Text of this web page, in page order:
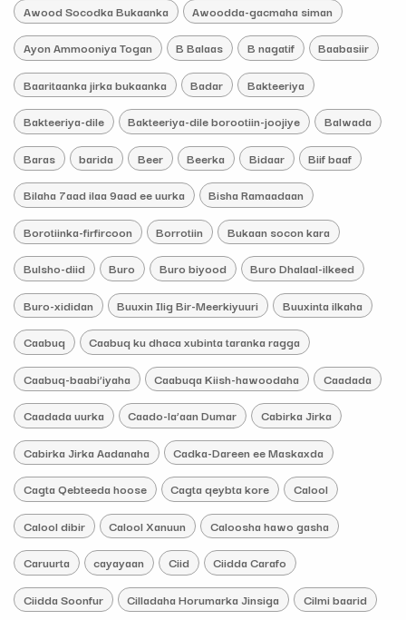
Awood Socodka Bukaanka Awoodda-gacmaha siman
Ayon Ammooniya Togan B Balaas B nagatif Baabasiir
Baaritaanka jirka bukaanka Badar Bakteeriya
Bakteeriya-dile Bakteeriya-dile borootiin-joojiye Balwada
Baras barida Beer Beerka Bidaar Biif baaf
Bilaha 7aad ilaa 9aad ee uurka Bisha Ramaadaan
Borotiinka-firfircoon Borrotiin Bukaan socon kara
Bulsho-diid Buro Buro biyood Buro Dhalaal-ilkeed
Buro-xididan Buuxin Ilig Bir-Meerkiyuuri Buuxinta ilkaha
Caabuq Caabuq ku dhaca xubinta taranka ragga
Caabuq-baabi’iyaha Caabuqa Kiish-hawoodaha Caadada
Caadada uurka Caado-la’aan Dumar Cabirka Jirka
Cabirka Jirka Aadanaha Cadka-Dareen ee Maskaxda
Cagta Qebteeda hoose Cagta qeybta kore Calool
Calool dibir Calool Xanuun Caloosha hawo gasha
Caruurta cayayaan Ciid Ciidda Carafo
Ciidda Soonfur Cilladaha Horumarka Jinsiga Cilmi baarid